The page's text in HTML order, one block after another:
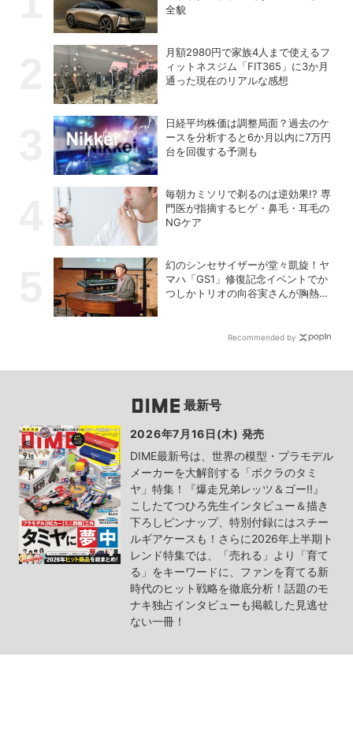
全貌
月額2980円で家族4人まで使えるフ
ィットネスジム「FIT365」に3か月
通った現在のリアルな感想
日経平均株価は調整局面？過去のケ
ースを分析すると6か月以内に7万円
台を回復する予測も
毎朝カミソリで剃るのは逆効果!? 専
門医が指摘するヒゲ・鼻毛・耳毛の
NGケア
幻のシンセサイザーが堂々凱旋！ヤ
マハ「GS1」修復記念イベントでか
つしかトリオの向谷実さんが胸熱ト
Recommended by
最新号
2026年7月16日(木) 発売
DIME最新号は、世界の模型・プラモデル
メーカーを大解剖する「ボクラのタミ
ヤ」特集！『爆走兄弟レッツ＆ゴー!!』
こしたてつひろ先生インタビュー＆描き
下ろしピンナップ、特別付録にはスチー
ルギアケースも！さらに2026年上半期ト
レンド特集では、「売れる」より「育て
る」をキーワードに、ファンを育てる新
時代のヒット戦略を徹底分析！話題のモ
ナキ独占インタビューも掲載した見逃せ
ない一冊！